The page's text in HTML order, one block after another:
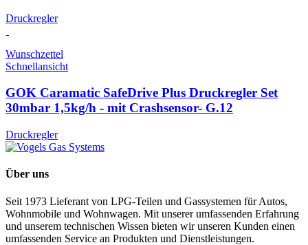
Druckregler
Wunschzettel
Schnellansicht
GOK Caramatic SafeDrive Plus Druckregler Set
30mbar 1,5kg/h - mit Crashsensor- G.12
Druckregler
Über uns
Seit 1973 Lieferant von LPG-Teilen und Gassystemen für Autos,
Wohnmobile und Wohnwagen. Mit unserer umfassenden Erfahrung
und unserem technischen Wissen bieten wir unseren Kunden einen
umfassenden Service an Produkten und Dienstleistungen.